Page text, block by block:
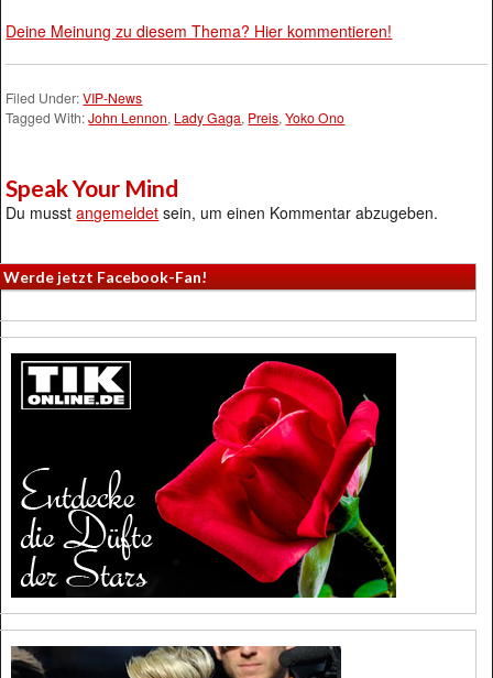
Deine Meinung zu diesem Thema? Hier kommentieren!
Filed Under:VIP-News
Tagged With:John Lennon, Lady Gaga, Preis,Yoko Ono
Speak Your Mind
Du musstangemeldet sein, um einen Kommentar abzugeben.
Werde jetzt Facebook-Fan!